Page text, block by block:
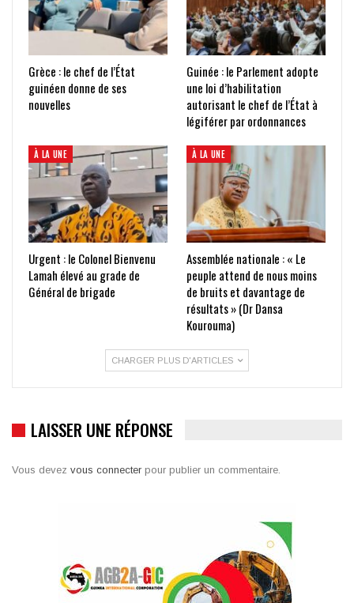
Grèce : le chef de l’État
guinéen donne de ses
nouvelles
Guinée : le Parlement adopte
une loi d’habilitation
autorisant le chef de l’État à
légiférer par ordonnances
À LA UNE
Urgent : le Colonel Bienvenu
Lamah élevé au grade de
Général de brigade
À LA UNE
Assemblée nationale : « Le
peuple attend de nous moins
de bruits et davantage de
résultats » (Dr Dansa
Kourouma)
CHARGER PLUS D'ARTICLES
LAISSER UNE RÉPONSE
Vous devez vous connecter pour publier un commentaire.